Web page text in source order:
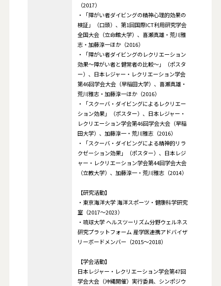
（2017）
・「障がい者ダイビングの精神心理的効果の
検証」（口頭）、第1回国際ICT利用研究学会
全国大会（立命館大学）、喜瀬真雄・荒川雅
志・加藤淳一ほか（2016）
・「障がい者ダイビングのレクリエーション
効果～障がい者と健常者の比較～」（ポスタ
ー）、日本レジャー・レクリエーション学会
第46回学会大会（早稲田大学）、喜瀬真雄・
荒川雅志・加藤淳一ほか（2016）
・「スクーバ・ダイビングによるレクリエー
ション効果」（ポスター）、日本レジャー・
レクリエーション学会第46回学会大会（早稲
田大学）、加藤淳一・荒川雅志（2016）
・「スクーバ・ダイビングによる精神的リラ
クゼーション効果」（ポスター）、日本レジ
ャー・レクリエーション学会第44回学会大会
（立教大学）、加藤淳一・荒川雅志（2014）
【研究活動】
・東京海洋大学 海洋スポーツ・健康科学研究
室（2017〜2023）
・琉球大学 ヘルスツーリズム分野ウェルネス
研究プラットフォーム 産学医連携アドバイザ
リーボードメンバー（2015〜2018）
【学会活動】
日本レジャー・レクリエーション学会第47回
学会大会（沖縄開催）実行委員、シンポジウ